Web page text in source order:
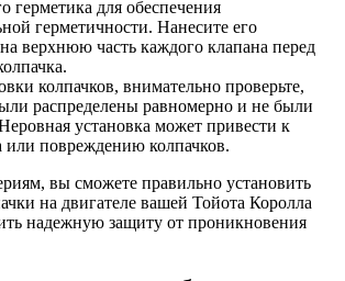
герметика для обеспечения
герметичности. Нанесите его
верхнюю часть каждого клапана перед
колпачков, внимательно проверьте,
распределены равномерно и не были
установка может привести к
или повреждению колпачков.
вы сможете правильно установить
на двигателе вашей Тойота Королла
надежную защиту от проникновения